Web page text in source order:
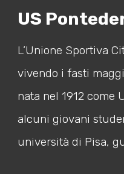
US
L’Unione Sportiva
vivendo i fasti
nata nel 1912 come
alcuni giovani
università di Pisa,